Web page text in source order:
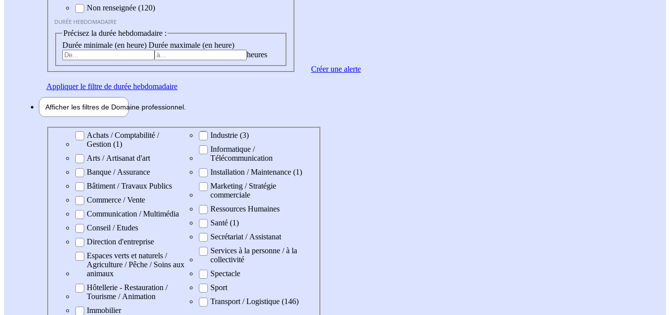
Non renseignée (120)
DURÉE HEBDOMADAIRE
Précisez la durée hebdomadaire :
Durée minimale (en heure) Durée maximale (en heure)
heures
Appliquerle filtre de durée hebdomadaire
Afficher les filtres de Domaine professionnel
Domaine professionel
Achats / Comptabilité /
Gestion (1)
Arts / Artisanat d'art
Banque / Assurance
Bâtiment / Travaux Publics
Commerce / Vente
Communication / Multimédia
Conseil / Etudes
Direction d'entreprise
Espaces verts et naturels /
Agriculture / Pêche / Soins aux
animaux
Hôtellerie - Restauration /
Tourisme / Animation
Immobilier
Industrie (3)
Informatique /
Télécommunication
Installation / Maintenance (1)
Marketing / Stratégie
commerciale
Ressources Humaines
Santé (1)
Secrétariat / Assistanat
Services à la personne / à la
collectivité
Spectacle
Sport
Transport / Logistique (146)
Créer une alerte